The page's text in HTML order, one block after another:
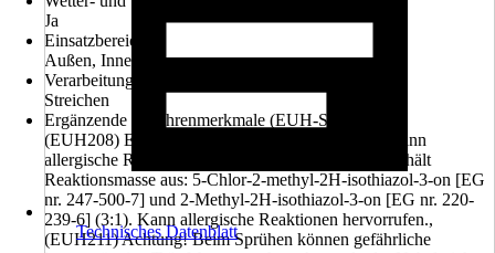
Ja
Einsatzbereich
Außen, Innen
Verarbeitung
Streichen
Ergänzende Gefahrenmerkmale (EUH-Sätze)
(EUH208) Enthält 1,2-Benzisothiazol-3(2H)-on. Kann
allergische Reaktionen hervorrufen., (EUH208) Enthält
Reaktionsmasse aus: 5-Chlor-2-methyl-2H-isothiazol-3-on [EG
nr. 247-500-7] und 2-Methyl-2H-isothiazol-3-on [EG nr. 220-
239-6] (3:1). Kann allergische Reaktionen hervorrufen.,
(EUH211) Achtung! Beim Sprühen können gefährliche
Technisches Datenblatt